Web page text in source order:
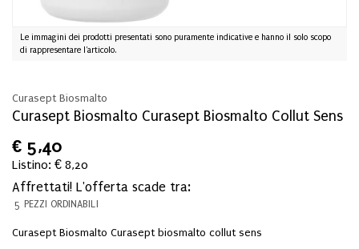
Le immagini dei prodotti presentati sono puramente indicative e hanno il solo scopo
di rappresentare l'articolo.
Curasept Biosmalto
Curasept Biosmalto Curasept Biosmalto Collut Sens
€ 5,40
Listino: € 8,20
Affrettati! L'offerta scade tra:
5 PEZZI ORDINABILI
Curasept Biosmalto Curasept biosmalto collut sens